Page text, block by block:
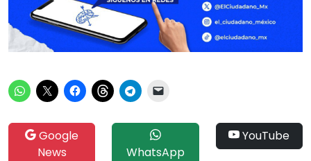
Google
News
WhatsApp
YouTube